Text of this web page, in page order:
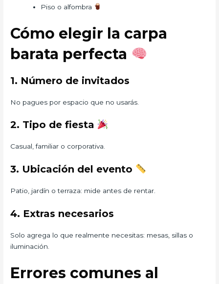
Piso o alfombra
Cómo elegir la carpa
barata perfecta
1. Número de invitados
No pagues por espacio que no usarás.
2. Tipo de fiesta
Casual, familiar o corporativa.
3. Ubicación del evento
Patio, jardín o terraza: mide antes de rentar.
4. Extras necesarios
Solo agrega lo que realmente necesitas: mesas, sillas o
iluminación.
Errores comunes al